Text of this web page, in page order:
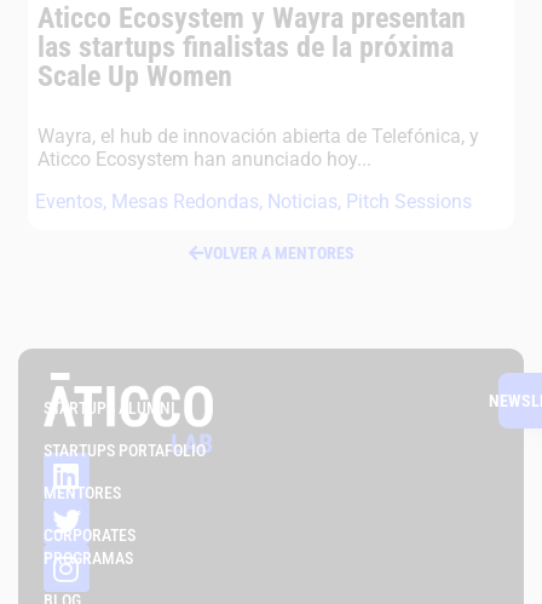
Aticco Ecosystem y Wayra presentan
las startups finalistas de la próxima
Scale Up Women
Wayra, el hub de innovación abierta de Telefónica, y
Aticco Ecosystem han anunciado hoy...
Eventos, Mesas Redondas, Noticias, Pitch Sessions
VOLVER A MENTORES
STARTUPS ALUMNI
STARTUPS PORTAFOLIO
MENTORES
CORPORATES
PROGRAMAS